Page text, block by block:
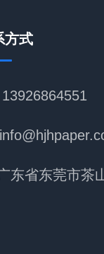
方式
13926864551
东省东莞市茶